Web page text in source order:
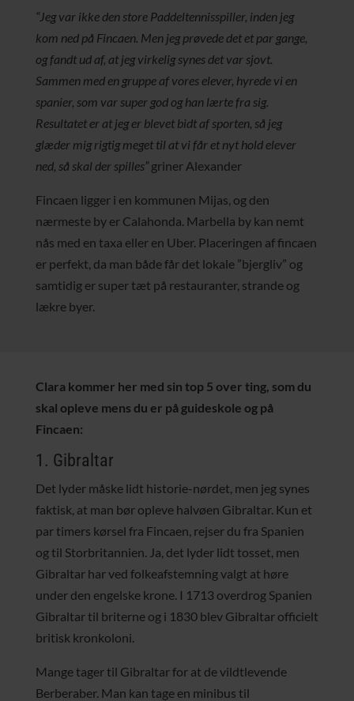
“Jeg var ikke den store Paddeltennisspiller, inden jeg
kom ned på Fincaen. Men jeg prøvede det et par gange,
og fandt ud af, at jeg virkelig synes det var sjovt.
Sammen med en gruppe af vores elever, hyrede vi en
spanier, som var super god og han lærte fra sig.
Resultatet er at jeg er blevet bidt af sporten, så jeg
glæder mig rigtig meget til at vi får et nyt hold elever
ned, så skal der spilles”griner Alexander
Fincaen ligger i en kommunen Mijas, og den
nærmeste by er Calahonda. Marbella by kan nemt
nås med en taxa eller en Uber. Placeringen af fincaen
er perfekt, da man både får det lokale ”bjergliv” og
samtidig er super tæt på restauranter, strande og
lækre byer.
Clara kommer her med sin top 5 over ting, som du
skal opleve mens du er på guideskole og på
Fincaen:
1. Gibraltar
Det lyder måske lidt historie-nørdet, men jeg synes
faktisk, at man bør opleve halvøen Gibraltar. Kun et
par timers kørsel fra Fincaen, rejser du fra Spanien
og til Storbritannien. Ja, det lyder lidt tosset, men
Gibraltar har ved folkeafstemning valgt at høre
under den engelske krone. I 1713 overdrog Spanien
Gibraltar til briterne og i 1830 blev Gibraltar officielt
britisk kronkoloni.
Mange tager til Gibraltar for at de vildtlevende
Berberaber. Man kan tage en minibus til